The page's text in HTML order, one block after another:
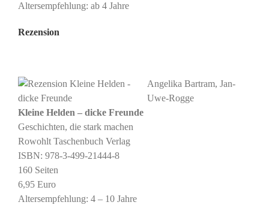
Altersempfehlung: ab 4 Jahre
Rezension
Angelika Bartram, Jan-
Uwe-Rogge
Kleine Helden – dicke Freunde
Geschichten, die stark machen
Rowohlt Taschenbuch Verlag
ISBN: 978-3-499-21444-8
160 Seiten
6,95 Euro
Altersempfehlung: 4 – 10 Jahre